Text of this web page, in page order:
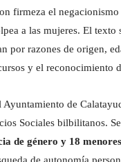
firmeza el
a las mujeres. El
por razones de origen,
y el reconocimiento
de
Sociales bilbilitanos.
de género y 18 menores